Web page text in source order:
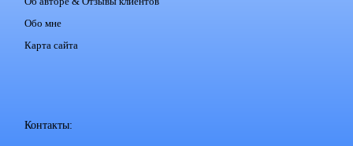
Обо мне
Карта сайта
Контакты: